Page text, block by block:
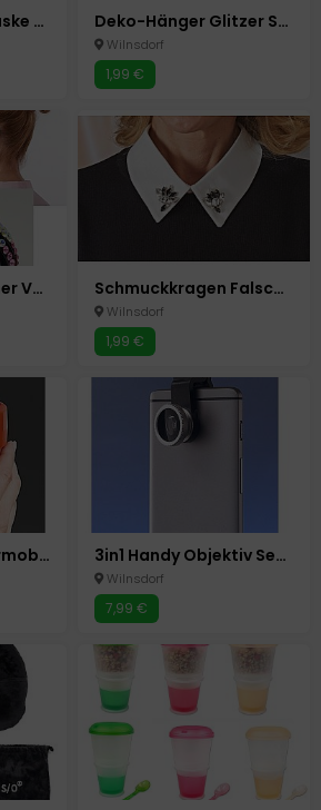
3D Reise Schlafmaske Lila Schlafmasken Schlafbrille Augenmaske Augenbinde Deko-Hänger Glitzer Stern 13 cm Silber Glimmer Glitzer Advent Weihnachten NEU
Wilnsdorf
1,99 €
Haar Kralle Klammer Vogel Nest Pferdeschwanz Zopf Halter Dutt Klemme Strass Schmuckkragen Falscher Kraken Blusen Aufsatz Einsatz Strass Steine Glitzer
Wilnsdorf
1,99 €
Thermotasse Thermobecher to go Memory, 0,5Liter, Rot, BPA Frei, 3in1 Handy Objektiv Set Kamera Linse
Wilnsdorf
7,99 €